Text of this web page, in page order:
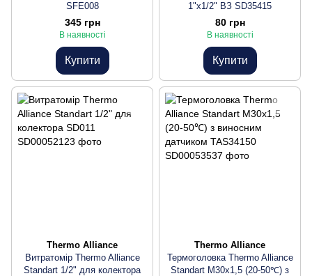
SFE008
345 грн
В наявності
Купити
1"х1/2" ВЗ SD35415
80 грн
В наявності
Купити
Thermo Alliance
Витратомір Thermo Alliance
Standart 1/2" для колектора
Thermo Alliance
Термоголовка Thermo Alliance
Standart М30х1,5 (20-50℃) з